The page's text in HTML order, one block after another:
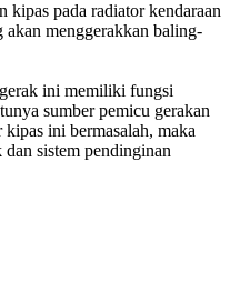
kipas pada radiator kendaraan
akan menggerakkan baling-
ini memiliki fungsi
sumber pemicu gerakan
ini bermasalah, maka
sistem pendinginan